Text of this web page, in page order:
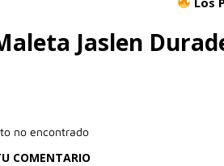
Jaslen
no encontrado
COMENTARIO